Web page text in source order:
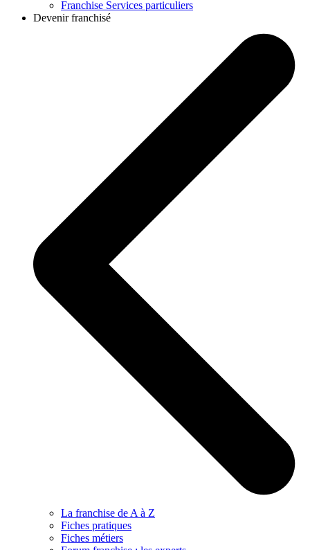
Franchise Services particuliers
Devenir franchisé
La franchise de A à Z
Fiches pratiques
Fiches métiers